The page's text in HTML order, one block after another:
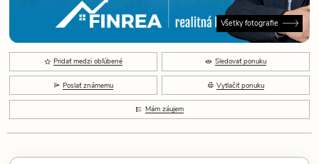
Všetky fotografie
Pridať medzi obľúbené Sledovať ponuku
Poslať známemu Vytlačiť ponuku
Mám záujem